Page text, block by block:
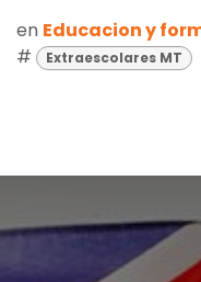
en Educacion y
#
Extraescolares MT